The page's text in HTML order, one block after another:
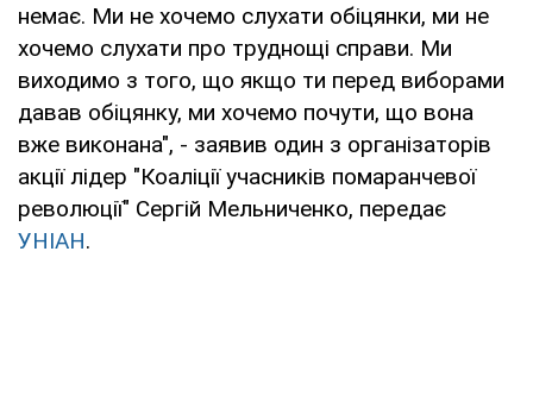
немає. Ми не хочемо слухати обіцянки, ми не
хочемо слухати про труднощі справи. Ми
виходимо з того, що якщо ти перед виборами
давав обіцянку, ми хочемо почути, що вона
вже виконана", - заявив один з організаторів
акції лідер "Коаліції учасників помаранчевої
революції" Сергій Мельниченко, передає
УНІАН.